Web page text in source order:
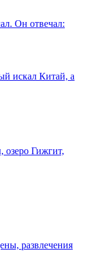
Он отвечал:
искал Китай, а
озеро Гижгит,
развлечения